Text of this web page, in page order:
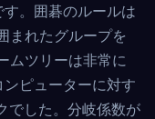
。囲碁のルールは
まれたグループを
ムツリーは非常に
ピューターに対す
でした。分岐係数が